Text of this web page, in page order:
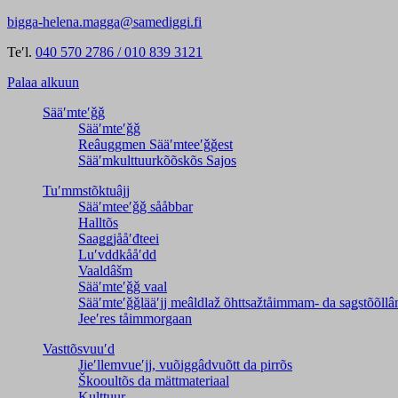
bigga-helena.magga@samediggi.fi
Teʹl. 040 570 2786 / 010 839 3121
Palaa alkuun
Sääʹmteʹǧǧ
Sääʹmteʹǧǧ
Reâuggmen Sääʹmteeʹǧǧest
Sääʹmkulttuurkõõskõs Sajos
Tuʹmmstõktuâjj
Sääʹmteeʹǧǧ sååbbar
Halltõs
Saaǥǥjååʹđteei
Luʹvddkååʹdd
Vaaldâšm
Sääʹmteʹǧǧ vaal
Sääʹmteʹǧǧlääʹjj meâldlaž õhttsažtåimmam- da
Jeeʹres tåimmorgaan
Vasttõsvuuʹd
Jieʹllemvueʹjj, vuõiggâdvuõtt da pirrõs
Škooultõs da mättmateriaal